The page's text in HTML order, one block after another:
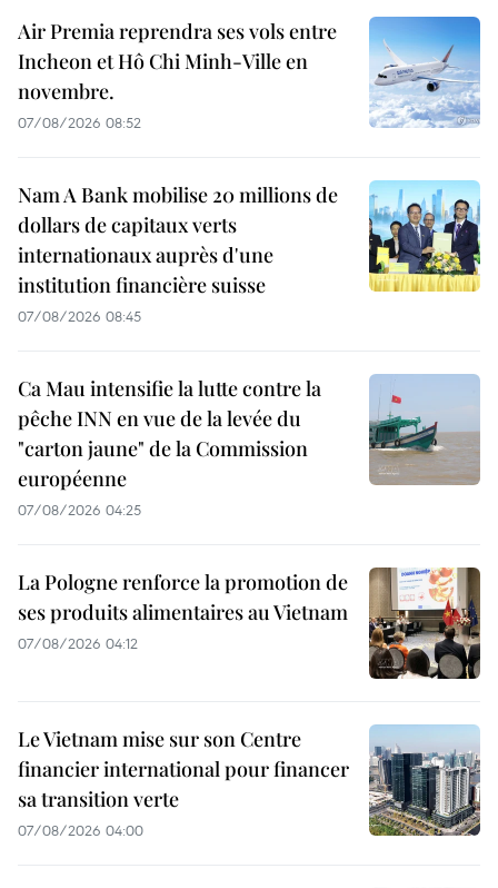
Air Premia reprendra ses vols entre
Incheon et Hô Chi Minh-Ville en
novembre.
07/08/2026 08:52
Nam A Bank mobilise 20 millions de
dollars de capitaux verts
internationaux auprès d'une
institution financière suisse
07/08/2026 08:45
Ca Mau intensifie la lutte contre la
pêche INN en vue de la levée du
"carton jaune" de la Commission
européenne
07/08/2026 04:25
La Pologne renforce la promotion de
ses produits alimentaires au Vietnam
07/08/2026 04:12
Le Vietnam mise sur son Centre
financier international pour financer
sa transition verte
07/08/2026 04:00